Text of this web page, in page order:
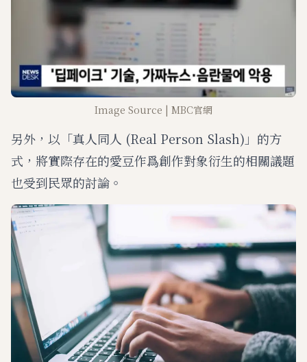
Image Source | MBC官網
另外，以「真人同人 (Real Person Slash)」的方
式，將實際存在的愛豆作爲創作對象衍生的相關議題
也受到民眾的討論。